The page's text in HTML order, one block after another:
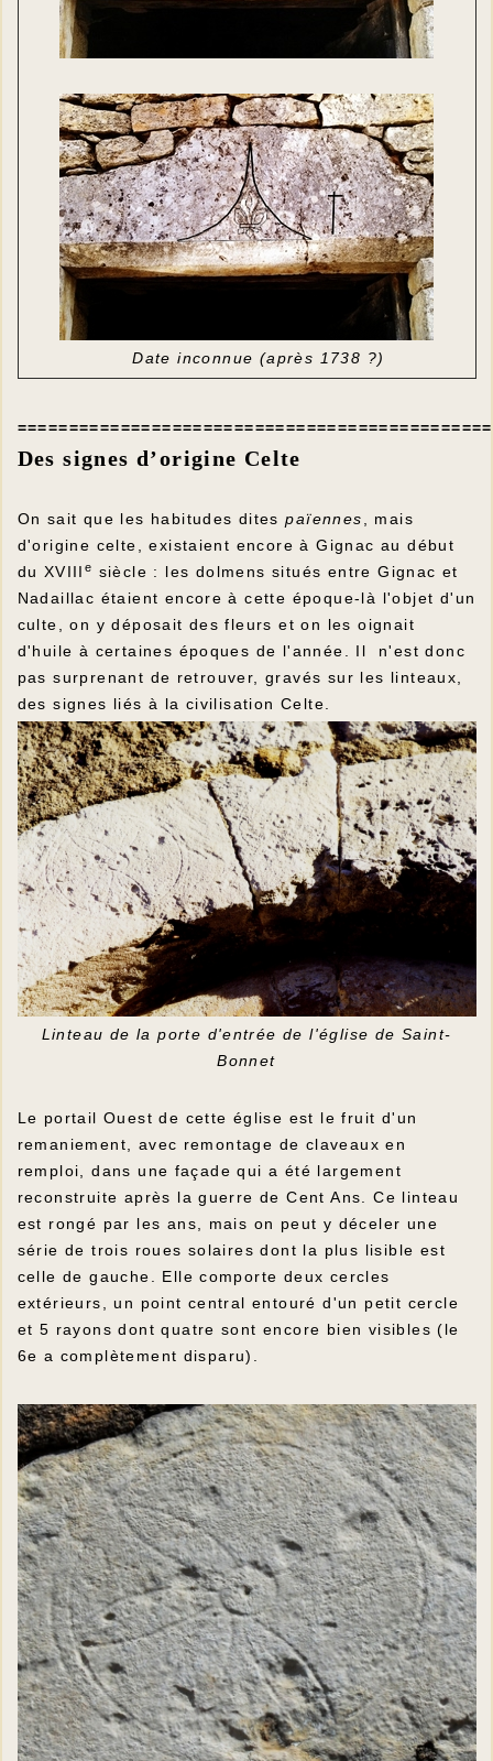
Date inconnue (après 1738 ?)
Des signes d’origine Celte
On sait que les habitudes dites païennes , mais
d'origine celte, existaient encore à Gignac au début
du XVIII e siècle : les dolmens situés entre Gignac et
Nadaillac étaient encore à cette époque-là l'objet d'un
culte, on y déposait des fleurs et on les oignait
d'huile à certaines époques de l'année. Il n'est donc
pas surprenant de retrouver, gravés sur les linteaux,
des signes liés à la civilisation Celte.
Linteau de la porte d'entrée de l'église de Saint-
Bonnet
Le portail Ouest de cette église est le fruit d'un
remaniement, avec remontage de claveaux en
remploi, dans une façade qui a été largement
reconstruite après la guerre de Cent Ans. Ce linteau
est rongé par les ans, mais on peut y déceler une
série de trois roues solaires dont la plus lisible est
celle de gauche. Elle comporte deux cercles
extérieurs, un point central entouré d'un petit cercle
et 5 rayons dont quatre sont encore bien visibles (le
6e a complètement disparu).